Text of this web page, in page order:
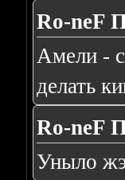
Ro-neF
Амели -
делать
Ro-neF
Уныло